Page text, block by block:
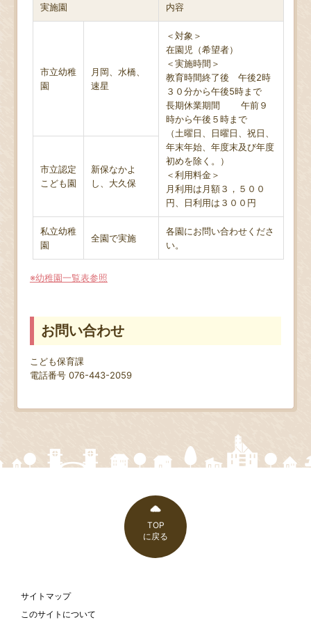
実施園 内容
市立幼稚
園
月岡、水橋、
速星
＜対象＞
在園児（希望者）
＜実施時間＞
教育時間終了後 午後2時
３０分から午後5時まで
長期休業期間 午前９
時から午後５時まで
（土曜日、日曜日、祝日、
年末年始、年度末及び年度
初めを除く。）
＜利用料金＞
月利用は月額３，５００
円、日利用は３００円
市立認定
こども園
新保なかよ
し、大久保
私立幼稚
園
全園で実施
各園にお問い合わせくださ
い。
※幼稚園一覧表参照
お問い合わせ
こども保育課
電話番号 076-443-2059
TOP
に戻る
サイトマップ
このサイトについて